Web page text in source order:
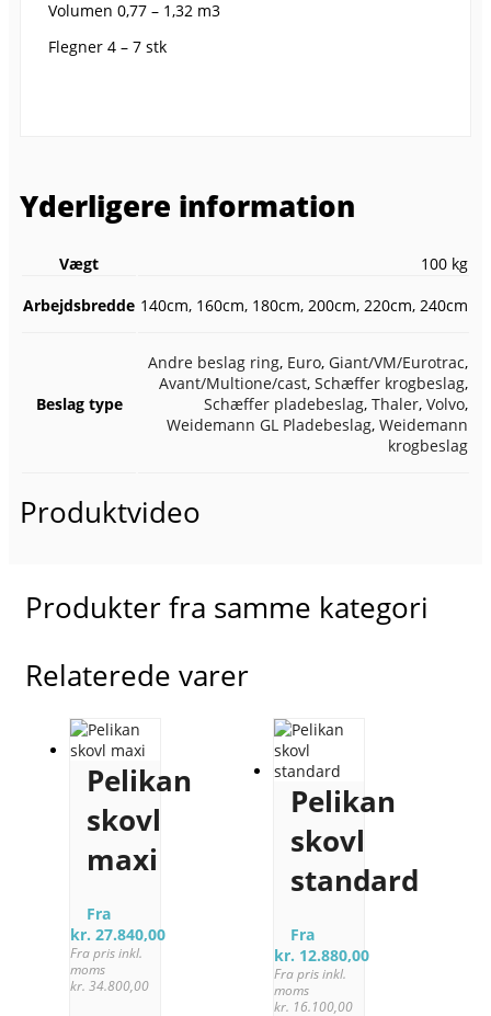
Volumen 0,77 – 1,32 m3
Flegner 4 – 7 stk
Yderligere information
Vægt
100 kg
Arbejdsbredde 140cm, 160cm, 180cm, 200cm, 220cm, 240cm
Beslag type
Andre beslag ring, Euro, Giant/VM/Eurotrac,
Avant/Multione/cast, Schæffer krogbeslag,
Schæffer pladebeslag, Thaler, Volvo,
Weidemann GL Pladebeslag, Weidemann
krogbeslag
Produktvideo
Produkter fra samme kategori
Relaterede varer
Pelikan
skovl
maxi
Fra
kr. 27.840,00
Fra pris inkl.
moms
kr. 34.800,00
Pelikan
skovl
standard
Fra
kr. 12.880,00
Fra pris inkl.
moms
kr. 16.100,00